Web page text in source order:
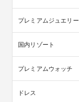
プレミアムジュエリー
国内リゾート
プレミアムウォッチ
ドレス